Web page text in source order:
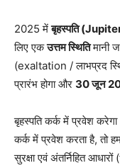
2025 मेंबृहस्पति
लिए एकउत्तम स्थितिमानी
(exaltation / लाभप्रद
प्रारंभ होगा और 30 जून
बृहस्पति कर्क में प्रवेश
कर्क में प्रवेश करता है, तो
सुरक्षा एवं अंतर्निहित